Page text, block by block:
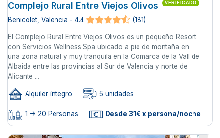
Complejo Rural Entre Viejos Olivos VERIFICADO
Benicolet, Valencia - 4.4 (181)
El Complejo Rural Entre Viejos Olivos es un pequeño Resort
con Servicios Wellness Spa ubicado a pie de montaña en
una zona natural y muy tranquila en la Comarca de la Vall de
Albaida entre las provincias al Sur de Valencia y norte de
Alicante ...
Alquiler íntegro 5 unidades
1 -> 20 Personas Desde 31€ x persona/noche